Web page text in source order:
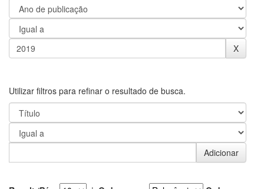
Utilizar filtros para refinar o resultado de busca.